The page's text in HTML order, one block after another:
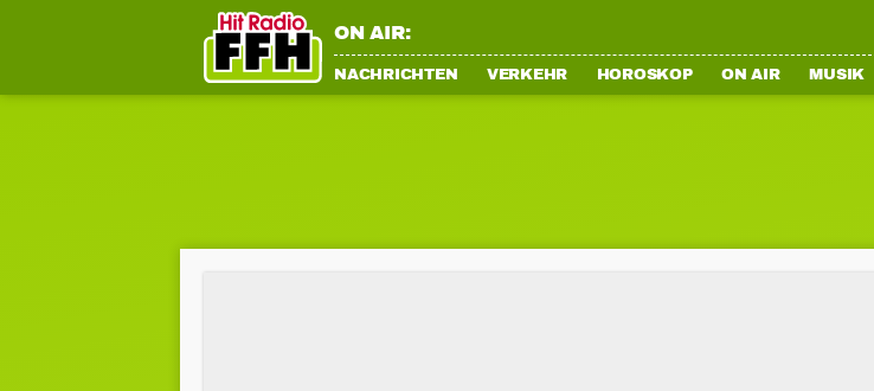
ON AIR:
NACHRICHTEN VERKEHR HOROSKOP ON AIR MUSIK